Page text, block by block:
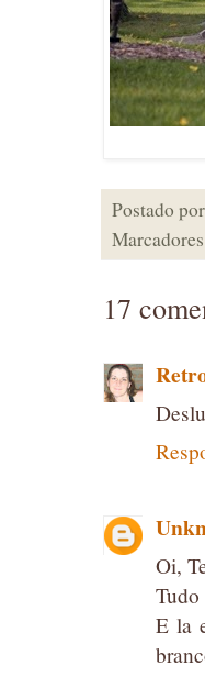
Postado
17
Oi,
Tudo
E la